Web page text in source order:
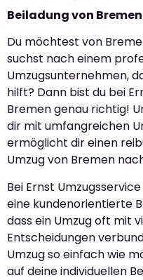
Beiladung von
Du möchtest von
suchst nach einem
Umzugsunternehmen,
hilft? Dann bist du bei
Bremen genau richtig!
dir mit umfangreichen
ermöglicht dir einen
Umzug von Bremen
Bei Ernst
eine kundenorientierte
dass ein Umzug oft mit
Entscheidungen
Umzug so einfach wie
auf deine individuellen